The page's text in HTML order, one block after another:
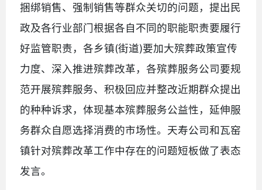
捆绑销售、强制销售等群众关切的问题，提出民
政及各行业部门根据各自不同的职能职责要履行
好监管职责，各乡镇(街道)要加大殡葬政策宣传
力度、深入推进殡葬改革，各殡葬服务公司要规
范开展殡葬服务、积极回应并整改近期群众提出
的种种诉求，体现基本殡葬服务公益性，延伸服
务群众自愿选择消费的市场性。天寿公司和瓦窑
镇针对殡葬改革工作中存在的问题短板做了表态
发言。